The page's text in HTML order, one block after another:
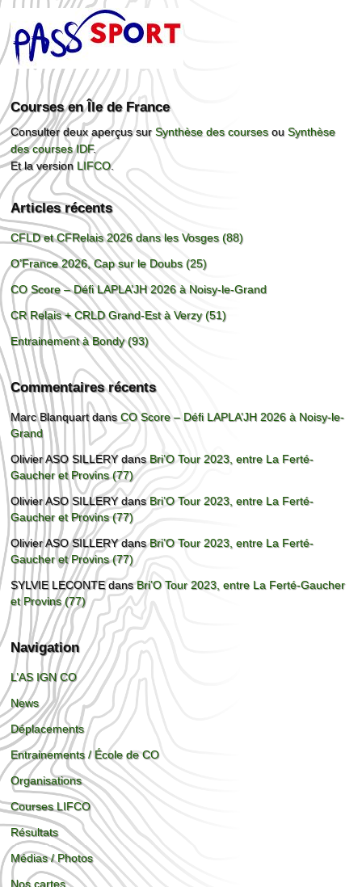
Courses en Île de France
Consulter deux aperçus surSynthèse des coursesouSynthèse
des courses IDF.
Et la version LIFCO.
Articles récents
CFLD et CFRelais 2026 dans les Vosges (88)
O’France 2026, Cap sur le Doubs (25)
CO Score – Défi LAPLA’JH 2026 à Noisy-le-Grand
CR Relais + CRLD Grand-Est à Verzy (51)
Entrainement à Bondy (93)
Commentaires récents
Marc BlanquartdansCO Score – Défi LAPLA’JH 2026 à Noisy-le-
Grand
Olivier ASO SILLERYdansBri’O Tour 2023, entre La Ferté-
Gaucher et Provins (77)
Olivier ASO SILLERYdansBri’O Tour 2023, entre La Ferté-
Gaucher et Provins (77)
Olivier ASO SILLERYdansBri’O Tour 2023, entre La Ferté-
Gaucher et Provins (77)
SYLVIE LECONTEdansBri’O Tour 2023, entre La Ferté-Gaucher
et Provins (77)
Navigation
L’AS IGN CO
News
Déplacements
Entrainements / École de CO
Organisations
Courses LIFCO
Résultats
Médias / Photos
Nos cartes